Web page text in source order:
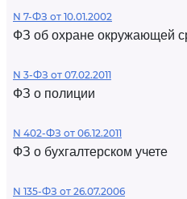
N 7-ФЗ от 10.01.2002
ФЗ об охране окружающей
N 3-ФЗ от 07.02.2011
ФЗ о полиции
N 402-ФЗ от 06.12.2011
ФЗ о бухгалтерском учете
N 135-ФЗ от 26.07.2006